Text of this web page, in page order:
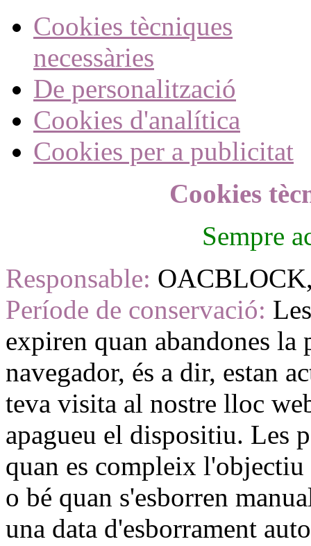
Cookies tècniques
necessàries
De personalització
Cookies d'analítica
Cookies per a publicitat
Cookies
Sempre
Responsable:
Període de conservació:
expiren quan abandones la
navegador, és a dir, estan
teva visita al nostre lloc
apagueu el dispositiu. Les
quan es compleix
o bé quan s'esborren
una data d'esborrament